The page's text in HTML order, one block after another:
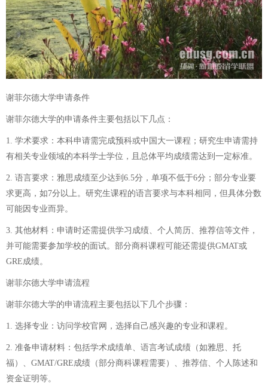
谢菲尔德大学申请条件
谢菲尔德大学的申请条件主要包括以下几点：
1. 学术要求：本科申请需完成预科或中国大一课程；研究生申请需持
有相关专业领域的本科学士学位，且总体平均成绩需达到一定标准。
2. 语言要求：雅思成绩至少达到6.5分，单项不低于6分；部分专业要
求更高，如7分以上。研究生课程的语言要求与本科相同，但具体分数
可能因专业而异。
3. 其他材料：申请时还需提供学习成绩、个人简历、推荐信等文件，
并可能需要参加学校的面试。部分商科课程可能还需提供GMAT或
GRE成绩。
谢菲尔德大学申请流程
谢菲尔德大学的申请流程主要包括以下几个步骤：
1. 选择专业：访问学校官网，选择自己感兴趣的专业和课程。
2. 准备申请材料：包括学术成绩单、语言考试成绩（如雅思、托
福）、GMAT/GRE成绩（部分商科课程需要）、推荐信、个人陈述和
资金证明等。